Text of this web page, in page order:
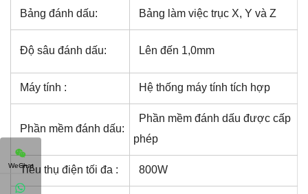
Bảng đánh dấu: Bảng làm việc trục X, Y và Z
Độ sâu đánh dấu: Lên đến 1,0mm
Máy tính : Hệ thống máy tính tích hợp
Phần mềm đánh dấu:
Phần mềm đánh dấu được cấp
phép
Tiêu thụ điện tối đa : 800W
WeChat